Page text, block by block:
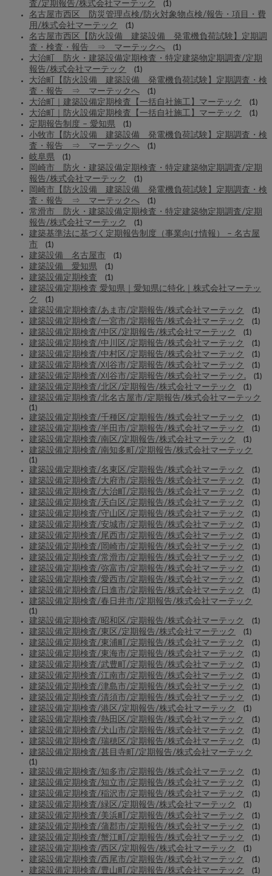
査/定期報告/株式会社マーテック (1)
名古屋市西区 防災管理点検/防火対象物点検/報告・項目・費
用/株式会社マーテック
(1)
名古屋市西区【防火設備 建築設備 発電機負荷試験】定期調
査・検査・報告 ⇒ マーテックへ
(1)
大治町 防火・建築設備定期検査・特定建築物定期調査/定期
報告/株式会社マーテック
(1)
大治町【防火設備 建築設備 発電機負荷試験】定期調査・検
査・報告 ⇒ マーテックへ
(1)
大治町｜建築設備定期検査【一括自社施工】マーテック (1)
大治町｜防火設備定期検査【一括自社施工】マーテック (1)
定期報告制度 – 愛知県 (1)
小牧市【防火設備 建築設備 発電機負荷試験】定期調査・検
査・報告 ⇒ マーテックへ
(1)
岐阜県 (1)
岡崎市 防火・建築設備定期検査・特定建築物定期調査/定期
報告/株式会社マーテック
(1)
岡崎市【防火設備 建築設備 発電機負荷試験】定期調査・検
査・報告 ⇒ マーテックへ
(1)
常滑市 防火・建築設備定期検査・特定建築物定期調査/定期
報告/株式会社マーテック
(1)
建築基準法に基づく定期報告制度（事業向け情報） – 名古屋
市
(1)
建築設備 名古屋市 (1)
建築設備 愛知県 (1)
建築設備定期検査 (1)
建築設備定期検査 愛知県｜愛知県に特化｜株式会社マーテッ
ク
(1)
建築設備定期検査/あま市/定期報告/株式会社マーテック (1)
建築設備定期検査/一宮市/定期報告/株式会社マーテック (1)
建築設備定期検査/中区/定期報告/株式会社マーテック (1)
建築設備定期検査/中川区/定期報告/株式会社マーテック (1)
建築設備定期検査/中村区/定期報告/株式会社マーテック (1)
建築設備定期検査/刈谷市/定期報告/株式会社マーテック (1)
建築設備定期検査/刈谷市/定期報告/株式会社マーテック. (1)
建築設備定期検査/北区/定期報告/株式会社マーテック (1)
建築設備定期検査/北名古屋市/定期報告/株式会社マーテック
(1)
建築設備定期検査/千種区/定期報告/株式会社マーテック (1)
建築設備定期検査/半田市/定期報告/株式会社マーテック (1)
建築設備定期検査/南区/定期報告/株式会社マーテック (1)
建築設備定期検査/南知多町/定期報告/株式会社マーテック
(1)
建築設備定期検査/名東区/定期報告/株式会社マーテック (1)
建築設備定期検査/大府市/定期報告/株式会社マーテック (1)
建築設備定期検査/大治町/定期報告/株式会社マーテック (1)
建築設備定期検査/天白区/定期報告/株式会社マーテック (1)
建築設備定期検査/守山区/定期報告/株式会社マーテック (1)
建築設備定期検査/安城市/定期報告/株式会社マーテック (1)
建築設備定期検査/尾西市/定期報告/株式会社マーテック (1)
建築設備定期検査/岡崎市/定期報告/株式会社マーテック (1)
建築設備定期検査/常滑市/定期報告/株式会社マーテック (1)
建築設備定期検査/弥富市/定期報告/株式会社マーテック (1)
建築設備定期検査/愛西市/定期報告/株式会社マーテック (1)
建築設備定期検査/日進市/定期報告/株式会社マーテック (1)
建築設備定期検査/春日井市/定期報告/株式会社マーテック
(1)
建築設備定期検査/昭和区/定期報告/株式会社マーテック (1)
建築設備定期検査/東区/定期報告/株式会社マーテック (1)
建築設備定期検査/東浦町/定期報告/株式会社マーテック (1)
建築設備定期検査/東海市/定期報告/株式会社マーテック (1)
建築設備定期検査/武豊町/定期報告/株式会社マーテック (1)
建築設備定期検査/江南市/定期報告/株式会社マーテック (1)
建築設備定期検査/津島市/定期報告/株式会社マーテック (1)
建築設備定期検査/清須市/定期報告/株式会社マーテック (1)
建築設備定期検査/港区/定期報告/株式会社マーテック (1)
建築設備定期検査/熱田区/定期報告/株式会社マーテック (1)
建築設備定期検査/犬山市/定期報告/株式会社マーテック (1)
建築設備定期検査/瑞穂区/定期報告/株式会社マーテック (1)
建築設備定期検査/甚目寺町/定期報告/株式会社マーテック
(1)
建築設備定期検査/知多市/定期報告/株式会社マーテック (1)
建築設備定期検査/知立市/定期報告/株式会社マーテック (1)
建築設備定期検査/稲沢市/定期報告/株式会社マーテック (1)
建築設備定期検査/緑区/定期報告/株式会社マーテック (1)
建築設備定期検査/美浜町/定期報告/株式会社マーテック (1)
建築設備定期検査/蒲郡市/定期報告/株式会社マーテック (1)
建築設備定期検査/蟹江町/定期報告/株式会社マーテック (1)
建築設備定期検査/西区/定期報告/株式会社マーテック (1)
建築設備定期検査/西尾市/定期報告/株式会社マーテック (1)
建築設備定期検査/豊山町/定期報告/株式会社マーテック (1)